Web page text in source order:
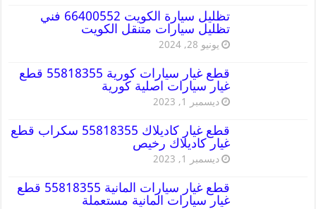
تظليل سيارة الكويت 66400552 فني
تظليل سيارات متنقل الكويت
يونيو 28, 2024
قطع غيار سيارات كورية 55818355 قطع
غيار سيارات اصلية كورية
ديسمبر 1, 2023
قطع غيار كاديلاك 55818355 سكراب قطع
غيار كاديلاك رخيص
ديسمبر 1, 2023
قطع غيار سيارات المانية 55818355 قطع
غيار سيارات المانية مستعملة